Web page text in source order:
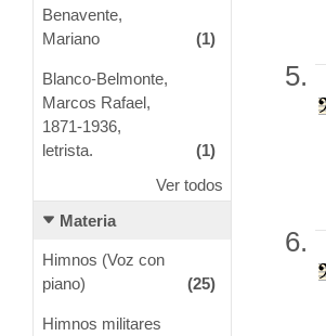
Benavente,
Mariano
(1)
Blanco-Belmonte,
Marcos Rafael,
1871-1936,
letrista.
(1)
Ver todos
Materia
Himnos (Voz con
piano)
(25)
Himnos militares